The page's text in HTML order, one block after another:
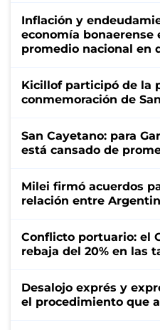
Inflación y
economía bonaerense
promedio nacional en
Kicillof participó de la
conmemoración de
San Cayetano: para
está cansado de
Milei firmó acuerdos
relación entre
Conflicto portuario: el
rebaja del 20% en las
Desalojo exprés y
el procedimiento que